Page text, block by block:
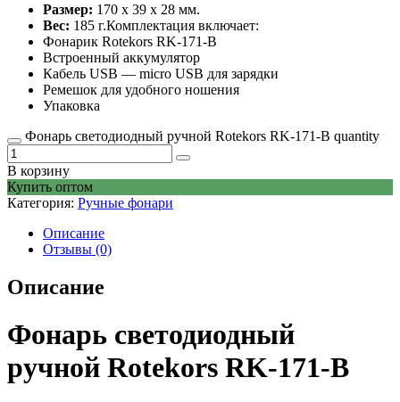
Размер: 170 x 39 x 28 мм.
Вес: 185 г.Комплектация включает:
Фонарик Rotekors RK-171-B
Встроенный аккумулятор
Кабель USB — micro USB для зарядки
Ремешок для удобного ношения
Упаковка
Фонарь светодиодный ручной Rotekors RK-171-B quantity
В корзину
Купить оптом
Категория: Ручные фонари
Описание
Отзывы (0)
Описание
Фонарь светодиодный
ручной Rotekors RK-171-B